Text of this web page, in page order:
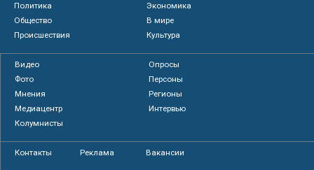
Политика
Экономика
Общество
В мире
Происшествия
Культура
Видео
Опросы
Фото
Персоны
Мнения
Регионы
Медиацентр
Интервью
Колумнисты
Контакты Реклама Вакансии